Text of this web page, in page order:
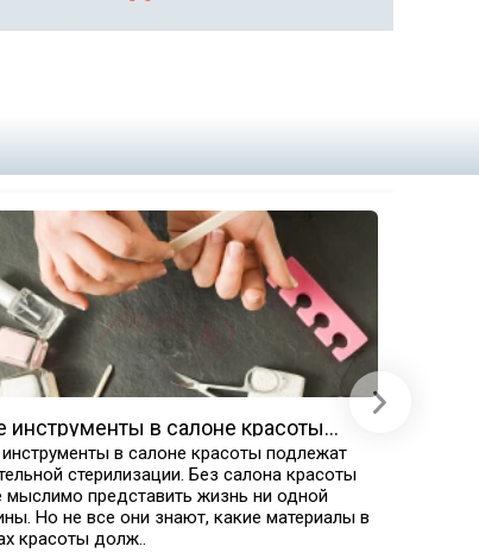
инструменты в салоне красоты
обязательной стерилизации
в салоне красоты подлежат
стерилизации. Без салона красоты
мыслимо представить жизнь ни одной
Но не все они знают, какие материалы в
красоты долж..